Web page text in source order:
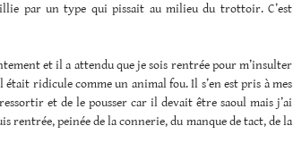
par un type qui pissait au milieu du trottoir. C’est
et il a attendu que je sois rentrée pour m’insulter
ridicule comme un animal fou. Il s’en est pris à mes
et de le pousser car il devait être saoul mais j’ai
rentrée, peinée de la connerie, du manque de tact, de la